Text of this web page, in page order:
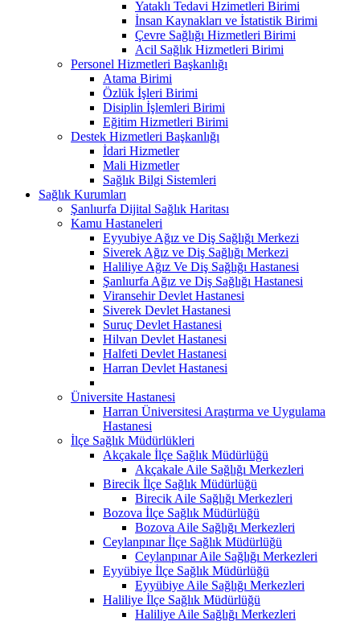
Yataklı Tedavi Hzimetleri Birimi
İnsan Kaynakları ve İstatistik Birimi
Çevre Sağlığı Hizmetleri Birimi
Acil Sağlık Hizmetleri Birimi
Personel Hizmetleri Başkanlığı
Atama Birimi
Özlük İşleri Birimi
Disiplin İşlemleri Birimi
Eğitim Hizmetleri Birimi
Destek Hizmetleri Başkanlığı
İdari Hizmetler
Mali Hizmetler
Sağlık Bilgi Sistemleri
Sağlık Kurumları
Şanlıurfa Dijital Sağlık Haritası
Kamu Hastaneleri
Eyyubiye Ağız ve Diş Sağlığı Merkezi
Siverek Ağız ve Diş Sağlığı Merkezi
Haliliye Ağız Ve Diş Sağlığı Hastanesi
Şanlıurfa Ağız ve Diş Sağlığı Hastanesi
Viransehir Devlet Hastanesi
Siverek Devlet Hastanesi
Suruç Devlet Hastanesi
Hilvan Devlet Hastanesi
Halfeti Devlet Hastanesi
Harran Devlet Hastanesi
Üniversite Hastanesi
Harran Üniversitesi Araştırma ve Uygulama
Hastanesi
İlçe Sağlık Müdürlükleri
Akçakale İlçe Sağlık Müdürlüğü
Akçakale Aile Sağlığı Merkezleri
Birecik İlçe Sağlık Müdürlüğü
Birecik Aile Sağlığı Merkezleri
Bozova İlçe Sağlık Müdürlüğü
Bozova Aile Sağlığı Merkezleri
Ceylanpınar İlçe Sağlık Müdürlüğü
Ceylanpınar Aile Sağlığı Merkezleri
Eyyübiye İlçe Sağlık Müdürlüğü
Eyyübiye Aile Sağlığı Merkezleri
Haliliye İlçe Sağlık Müdürlüğü
Haliliye Aile Sağlığı Merkezleri